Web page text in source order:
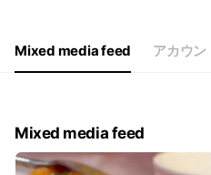
Sat
11:30 - 15:00,17:00 - 22:00
店舗、曜日、時間ごとに異なります
Mixed media feed アカウン
Mixed media feed